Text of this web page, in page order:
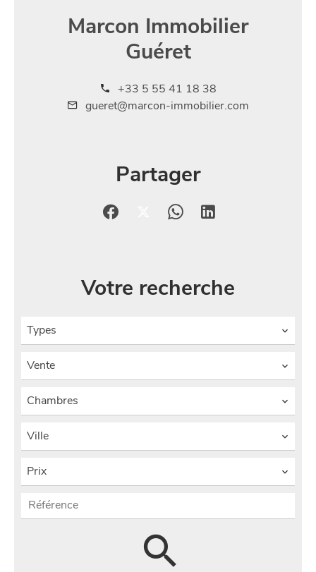
Marcon Immobilier
Guéret
+33 5 55 41 18 38
gueret@marcon-immobilier.com
Partager
Votre recherche
Types
Vente
Chambres
Ville
Prix